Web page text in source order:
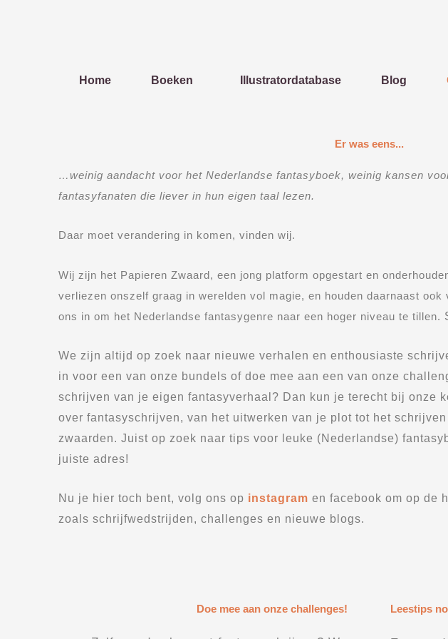
Home Boeken Illustratordatabase Blog
Er was eens...
…weinig aandacht voor het Nederlandse fantasyboek, weinig kansen
fantasyfanaten die liever in hun eigen taal lezen.
Daar moet verandering in komen, vinden wij.
Wij zijn het Papieren Zwaard, een jong platform opgestart en
verliezen onszelf graag in werelden vol magie, en houden daarnaast
ons in om het Nederlandse fantasygenre naar een hoger niveau te tillen.
We zijn altijd op zoek naar nieuwe verhalen en enthousiaste
in voor een van onze bundels of doe mee aan een van onze
schrijven van je eigen fantasyverhaal? Dan kun je terecht bij onze
over fantasyschrijven, van het uitwerken van je plot tot het
zwaarden. Juist op zoek naar tips voor leuke (Nederlandse)
juiste adres!
Nu je hier toch bent, volg ons op instagram en facebook om op de
zoals schrijfwedstrijden, challenges en nieuwe blogs.
Doe mee aan onze challenges! Leestips